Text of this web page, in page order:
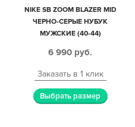
NIKE SB ZOOM BLAZER MID
ЧЕРНО-СЕРЫЕ НУБУК
МУЖСКИЕ (40-44)
6 990 руб.
Заказать в 1 клик
Выбрать размер